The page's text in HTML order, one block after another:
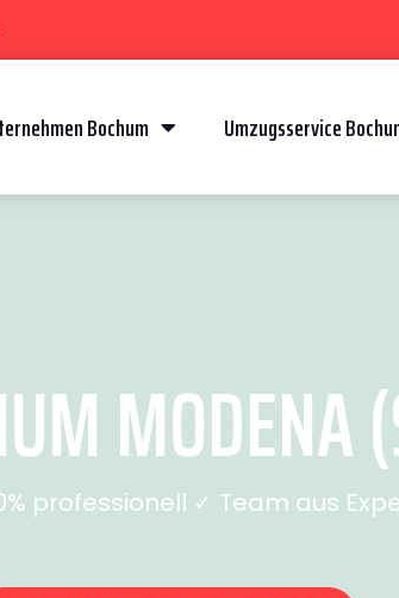
Bochum Umzugsservice
MODENA
professionell ✓ Team aus